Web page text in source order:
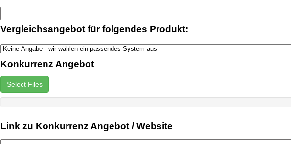
Vergleichsangebot für folgendes Produkt:
Konkurrenz Angebot
Select Files
Link zu Konkurrenz Angebot / Website